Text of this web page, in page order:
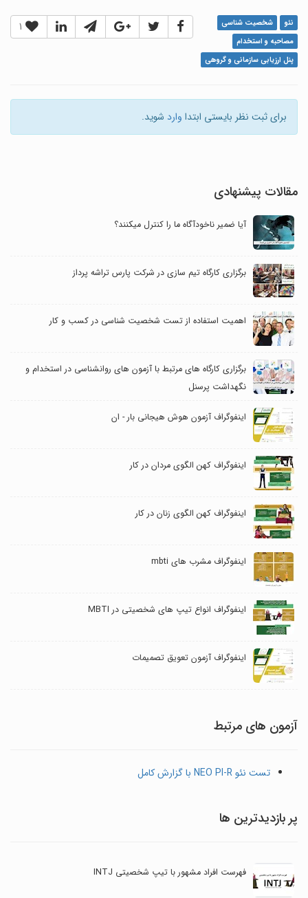
1 نئو
شخصیت شناسی
مصاحبه و استخدام
پنل ارزیابی سازمانی و گروهی
برای ثبت نظر بایستی ابتدا وارد شوید.
مقالات پیشنهادی
آیا ضمیر ناخودآگاه ما را کنترل می‎کنند؟
برگزاری کارگاه تیم سازی در شرکت پارس تراشه پرداز
اهمیت استفاده از تست شخصیت شناسی در کسب و کار
برگزاری کارگاه های مرتبط با آزمون های روانشناسی در استخدام و
نگهداشت پرسنل
اینفوگراف آزمون هوش هیجانی بار - ان
اینفوگراف کهن الگوی مردان در کار
اینفوگراف کهن الگوی زنان در کار
اینفوگراف مشرب های mbti
اینفوگراف انواع تیپ های شخصیتی در MBTI
اینفوگراف آزمون تعویق تصمیمات
آزمون های مرتبط
تست نئو NEO PI-R با گزارش کامل
پر بازدیدترین ها
فهرست افراد مشهور با تیپ شخصیتی INTJ